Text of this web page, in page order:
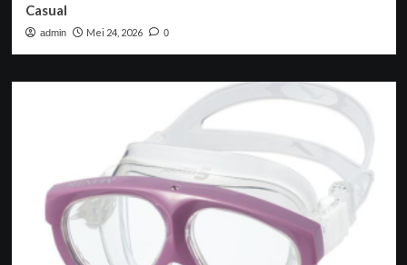
Casual
admin Mei 24, 2026 0